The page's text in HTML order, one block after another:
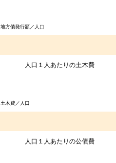
地方債発行額／人口
人口１人あたりの土木費
土木費／人口
人口１人あたりの公債費